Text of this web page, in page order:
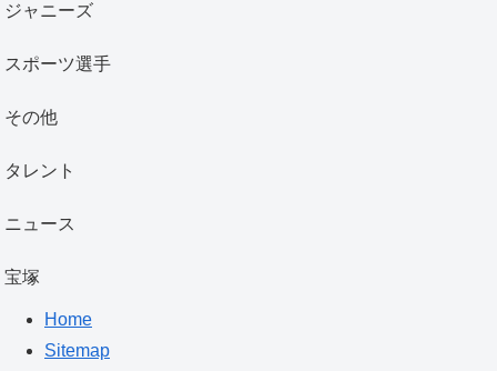
ジャニーズ
スポーツ選手
その他
タレント
ニュース
宝塚
Home
Sitemap